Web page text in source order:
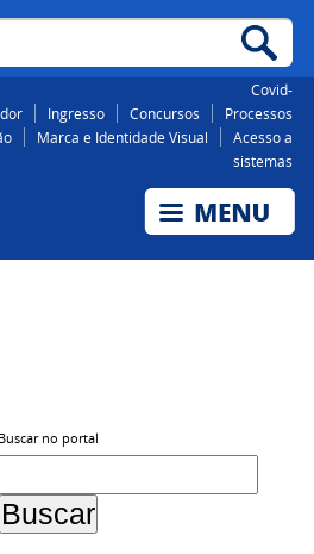
Covid-
Ingresso Concursos
Processos
Marca e Identidade Visual
Acesso a
sistemas
Buscar no portal